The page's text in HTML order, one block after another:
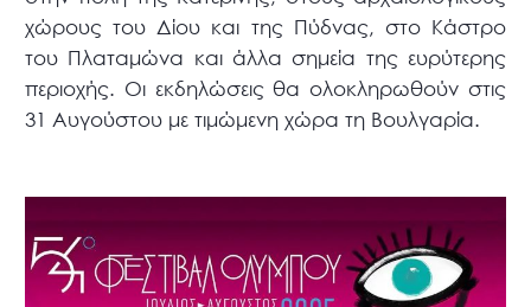
χώρους του Δίου και της Πύδνας, στο Κάστρο
του Πλαταμώνα και άλλα σημεία της ευρύτερης
περιοχής. Οι εκδηλώσεις θα ολοκληρωθούν στις
31 Αυγούστου με τιμώμενη χώρα τη Βουλγαρία.